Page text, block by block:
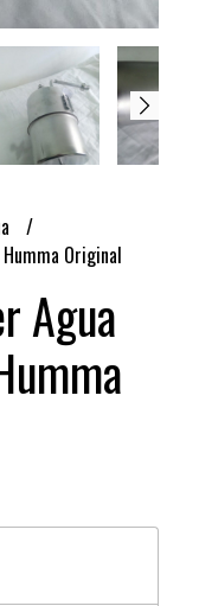
Original
Agua